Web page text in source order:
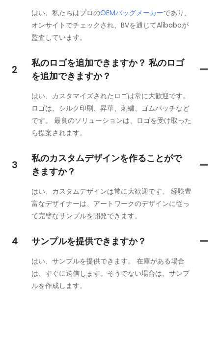
はい、私たちはプロのOEMバッグメーカーであり、
オンサイトでチェックされ、BVを通じてAlibabaが
監査しています。
2
私のロゴを追加できますか？ 私のロゴ
を追加できますか？
はい、カスタマイズされたロゴは常に大歓迎です。
ロゴは、シルク印刷、昇華、刺繍、ゴムパッチなど
です。 最良のソリューションは、ロゴを受け取った
ら提案されます。
3
私のカスタムデザインを作ることがで
きますか？
はい、カスタムデザインは常に大歓迎です。 経験豊
富なデザイナーは、アートワークのデザインに従っ
て完璧なサンプルを開発できます。
4 サンプルを提供できますか？
はい、サンプルを提供できます。 在庫がある場合
は、すぐに送信します。そうでない場合は、サンプ
ルを作成します。